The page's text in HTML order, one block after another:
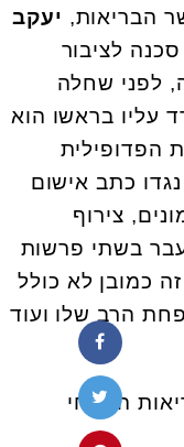
הבריאות, יעקב
לציבור
לפני שחלה
עליו בראשו הוא
הפדופילית
כתב אישום
צירוף
בשתי פרשות
כמובן לא כולל
הרב שלו ועוד